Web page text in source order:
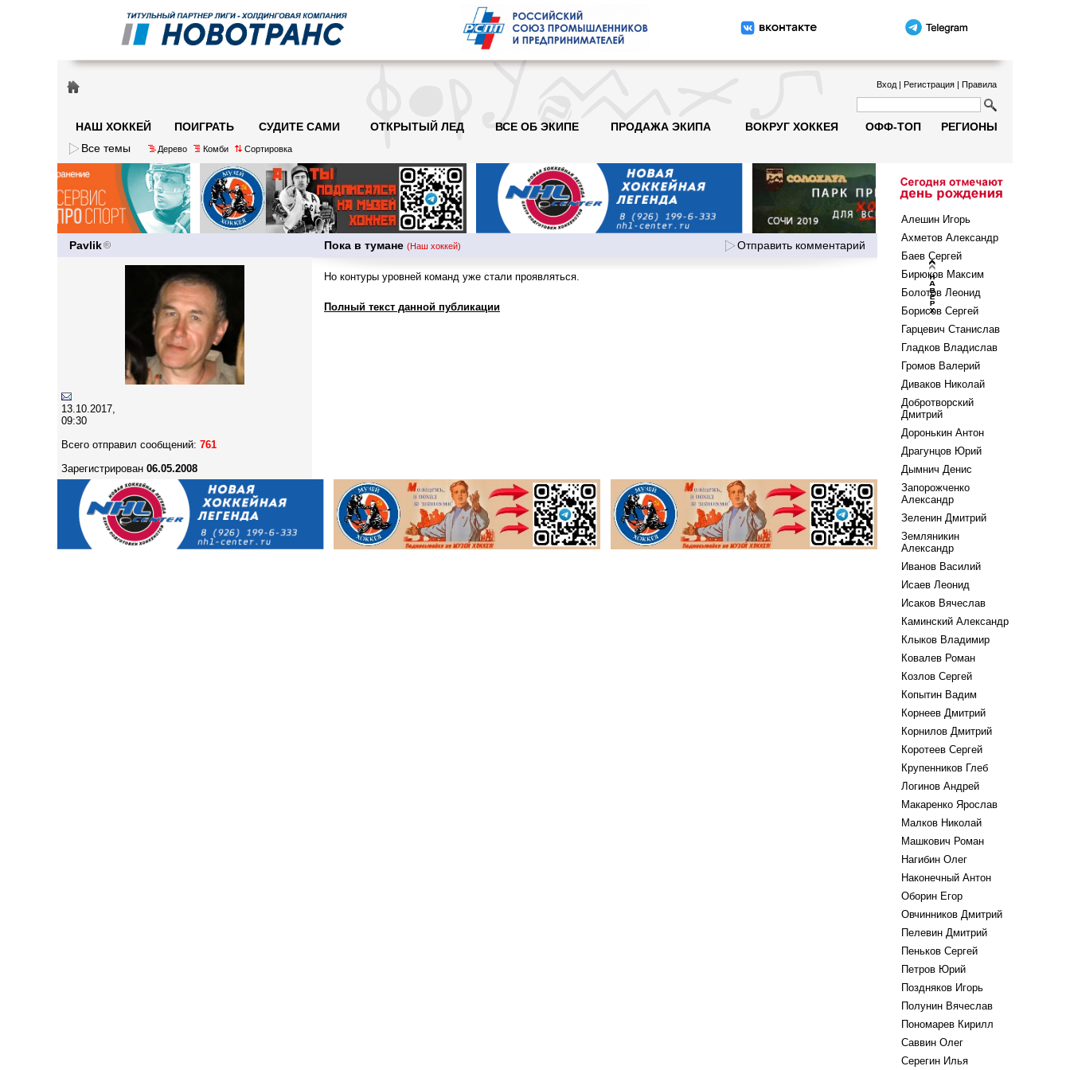
Вход | Регистрация | Правила
НАШ ХОККЕЙ ПОИГРАТЬ СУДИТЕ САМИ ОТКРЫТЫЙ ЛЕД ВСЕ ОБ ЭКИПЕ ПРОДАЖА ЭКИПА ВОКРУГ ХОККЕЯ ОФФ-ТОП
РЕГИОНЫ
Все темы
Дерево Комби Сортировка
Pavlik Пока в тумане (Наш хоккей) Отправить комментарий
13.10.2017,
09:30
Всего отправил сообщений: 761
Зарегистрирован 06.05.2008
Но контуры уровней команд уже стали проявляться.
Полный текст данной публикации
Алешин Игорь
Ахметов Александр
Баев Сергей
Бирюков Максим
Болотов Леонид
Борисов Сергей
Гарцевич Станислав
Гладков Владислав
Громов Валерий
Диваков Николай
Добротворский
Дмитрий
Доронькин Антон
Драгунцов Юрий
Дымнич Денис
Запорожченко
Александр
Зеленин Дмитрий
Земляникин
Александр
Иванов Василий
Исаев Леонид
Исаков Вячеслав
Каминский Александр
Клыков Владимир
Ковалев Роман
Козлов Сергей
Копытин Вадим
Корнеев Дмитрий
Корнилов Дмитрий
Коротеев Сергей
Крупенников Глеб
Логинов Андрей
Макаренко Ярослав
Малков Николай
Машкович Роман
Нагибин Олег
Наконечный Антон
Оборин Егор
Овчинников Дмитрий
Пелевин Дмитрий
Пеньков Сергей
Петров Юрий
Поздняков Игорь
Полунин Вячеслав
Пономарев Кирилл
Саввин Олег
Серегин Илья